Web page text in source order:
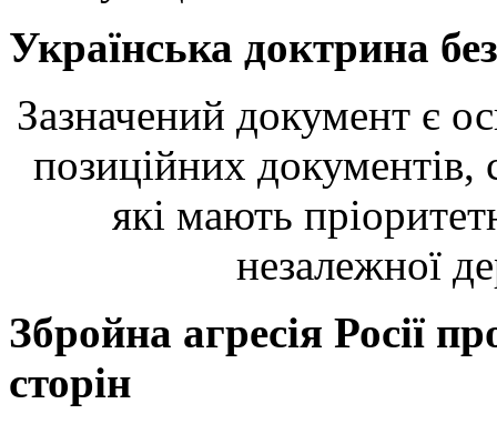
Українська доктрина
Зазначений документ є
позиційних документів,
які мають
незалежної
Збройна агресія Росії
сторін